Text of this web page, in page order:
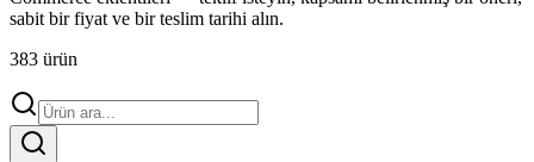
sabit bir fiyat ve bir teslim tarihi alın.
383 ürün